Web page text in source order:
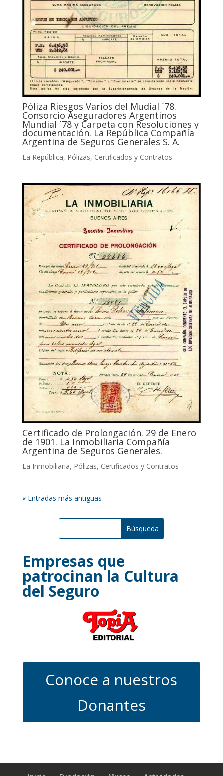
Póliza Riesgos Varios del Mudial ´78.
Consorcio Aseguradores Argentinos
Mundial ´78 y Carpeta con Resoluciones y
documentación. La República Compañía
Argentina de Seguros Generales S. A.
La República, Pólizas, Certificados y Contratos
Certificado de Prolongación. 29 de Enero
de 1901. La Inmobiliaria Compañía
Argentina de Seguros Generales.
La Inmobiliaria, Pólizas, Certificados y Contratos
« Entradas más antiguas
Empresas que
patrocinan la Cultura
del Seguro
Conoce a nuestros
Donantes